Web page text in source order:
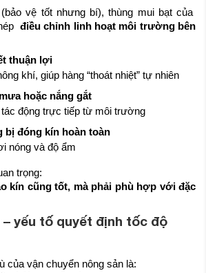
vệ tốt nhưng bí), thùng mui bạt của
điều chỉnh linh hoạt môi trường bên
thuận lợi
khí, giúp hàng “thoát nhiệt” tự nhiên
hoặc nắng gắt
động trực tiếp từ môi trường
bị đóng kín hoàn toàn
nóng và độ ẩm
trọng:
kín cũng tốt, mà phải phù hợp với đặc
yếu tố quyết định tốc độ
của vận chuyển nông sản là: